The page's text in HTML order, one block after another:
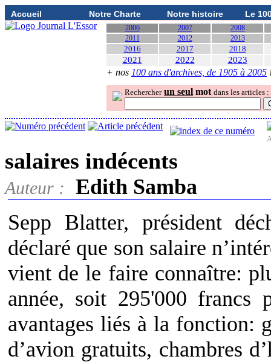
Accueil Notre Charte Notre histoire Le
2006 2007
2008
2011
2012 2013
2016 2017 2018
2021 2022 2023
+ nos 100 ans d'archives, de 1905 à 2005
Rechercher un seul mot dans les articles :
salaires indécents
Auteur :
Edith Samba
Sepp Blatter, président
déclaré que son salaire
vient de le faire connaître:
année, soit 295'000 francs
avantages liés à la fonction:
d’avion gratuits, chambres